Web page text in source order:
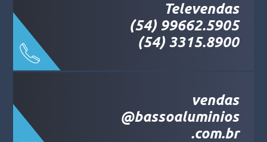
Televendas
(54) 99662.5905
(54) 3315.8900
vendas
@bassoaluminios
.com.br